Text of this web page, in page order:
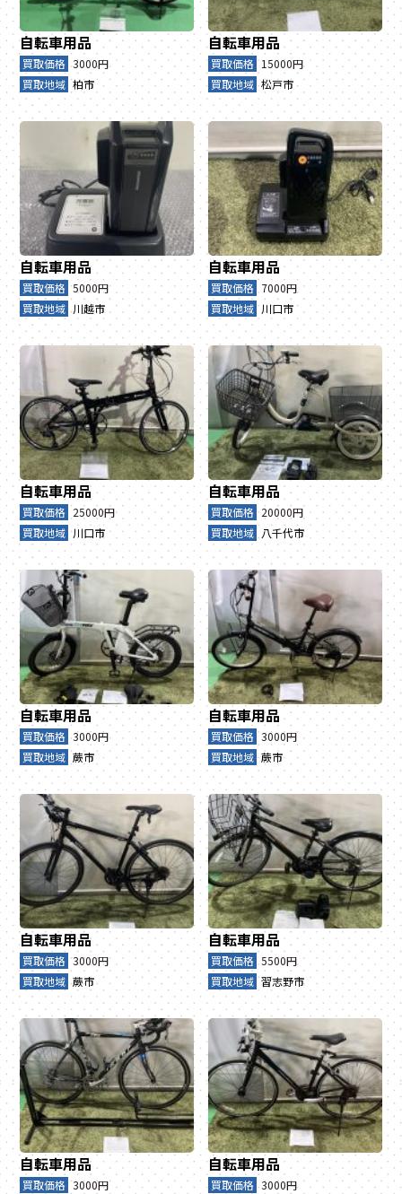
自転車用品
買取価格 3000円
買取地域 柏市
自転車用品
買取価格 15000円
買取地域 松戸市
自転車用品
買取価格 5000円
買取地域 川越市
自転車用品
買取価格 7000円
買取地域 川口市
自転車用品
買取価格 25000円
買取地域 川口市
自転車用品
買取価格 20000円
買取地域 八千代市
自転車用品
買取価格 3000円
買取地域 蕨市
自転車用品
買取価格 3000円
買取地域 蕨市
自転車用品
買取価格 3000円
買取地域 蕨市
自転車用品
買取価格 5500円
買取地域 習志野市
自転車用品
買取価格 3000円
自転車用品
買取価格 3000円